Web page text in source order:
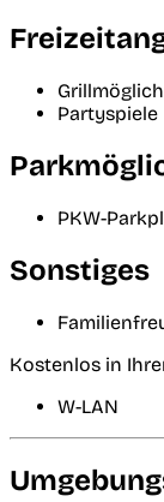
Partyspiele
PKW-
Sonstiges
Kostenlos in
W-LAN